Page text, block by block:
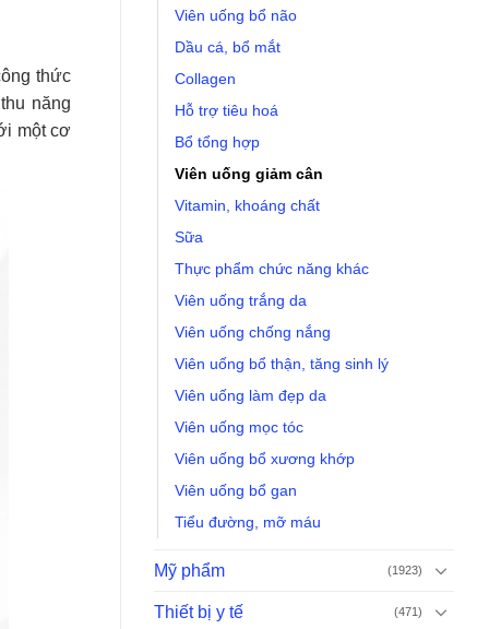
Viên uống bổ não
Dầu cá, bổ mắt
Collagen
Hỗ trợ tiêu hoá
Bổ tổng hợp
Viên uống giảm cân
Vitamin, khoáng chất
Sữa
Thực phẩm chức năng khác
Viên uống trắng da
Viên uống chống nắng
Viên uống bổ thận, tăng sinh lý
Viên uống làm đẹp da
Viên uống mọc tóc
Viên uống bổ xương khớp
Viên uống bổ gan
Tiểu đường, mỡ máu
Mỹ phẩm (1923)
Thiết bị y tế (471)
thức
năng
một cơ